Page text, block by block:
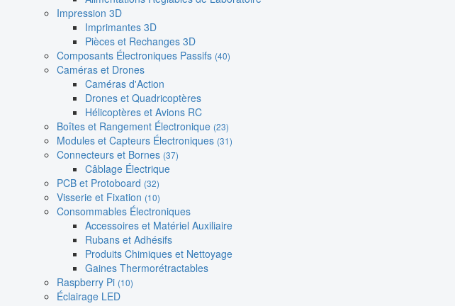
Impression 3D
Imprimantes 3D
Pièces et Rechanges 3D
Composants Électroniques Passifs (40)
Caméras et Drones
Caméras d'Action
Drones et Quadricoptères
Hélicoptères et Avions RC
Boîtes et Rangement Électronique (23)
Modules et Capteurs Électroniques (31)
Connecteurs et Bornes (37)
Câblage Électrique
PCB et Protoboard (32)
Visserie et Fixation (10)
Consommables Électroniques
Accessoires et Matériel Auxiliaire
Rubans et Adhésifs
Produits Chimiques et Nettoyage
Gaines Thermorétractables
Raspberry Pi (10)
Éclairage LED